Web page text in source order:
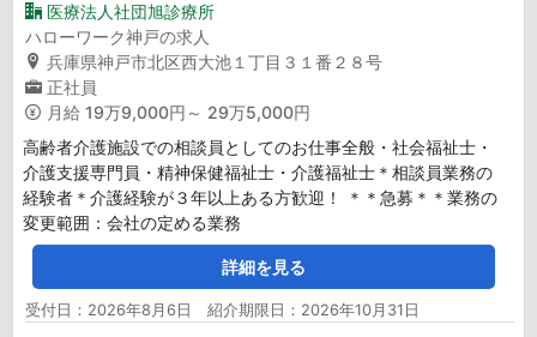
医療法人社団旭診療所
ハローワーク神戸の求人
兵庫県神戸市北区西大池１丁目３１番２８号
正社員
月給 19万9,000円～ 29万5,000円
高齢者介護施設での相談員としてのお仕事全般・社会福祉士・
介護支援専門員・精神保健福祉士・介護福祉士＊相談員業務の
経験者＊介護経験が３年以上ある方歓迎！ ＊＊急募＊＊業務の
変更範囲：会社の定める業務
詳細を見る
受付日：2026年8月6日 紹介期限日：2026年10月31日